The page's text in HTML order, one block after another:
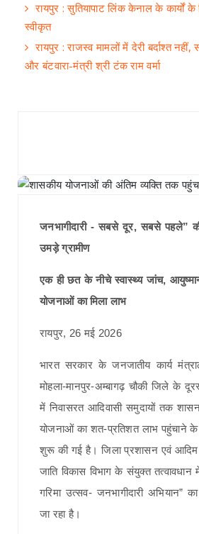
रायपुर : सुतियापाट लिंक केनाल के कार्यों
स्वीकृत
रायपुर : राजस्व मामलों में देरी बर्दाश्त
और बंटवारा-मंत्री श्री टंक राम वर्मा
जनभागीदारी - सबसे दूर, सबसे पहले”
उमड़े ग्रामीण
एक ही छत के नीचे स्वास्थ्य जांच,
योजनाओं का मिला लाभ
रायपुर, 26 मई 2026
भारत सरकार के जनजातीय कार्य
मोहला-मानपुर-अम्बागढ़ चौकी जिले के
में निवासरत आदिवासी समुदायों तक
योजनाओं का शत-प्रतिशत लाभ पहुंचाने के
शुरू की गई है। जिला प्रशासन एवं
जाति विकास विभाग के संयुक्त
गरिमा उत्सव- जनभागीदारी अभियान”
जा रहा है।